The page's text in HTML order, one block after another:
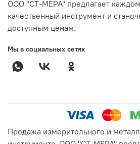
ООО "СТ-МЕРА" предлагает
качественный инструмент и
доступным ценам.
Мы в социальных сетях
Продажа измерительного и